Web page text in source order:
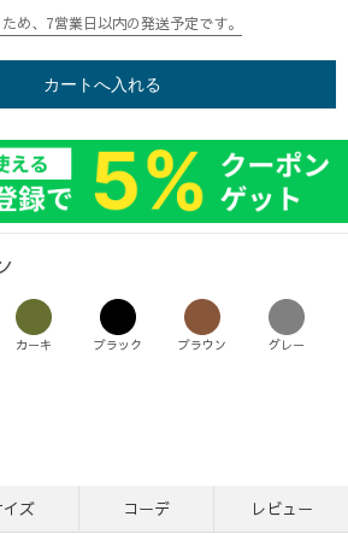
め、7営業日以内の発送予定です。
カートへ入れる
カーキ ブラック ブラウン グレー
イズ コーデ レビュー